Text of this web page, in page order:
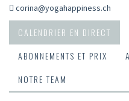
corina@yogahappiness.ch
CALENDRIER EN DIRECT
ABONNEMENTS ET PRIX
NOTRE TEAM